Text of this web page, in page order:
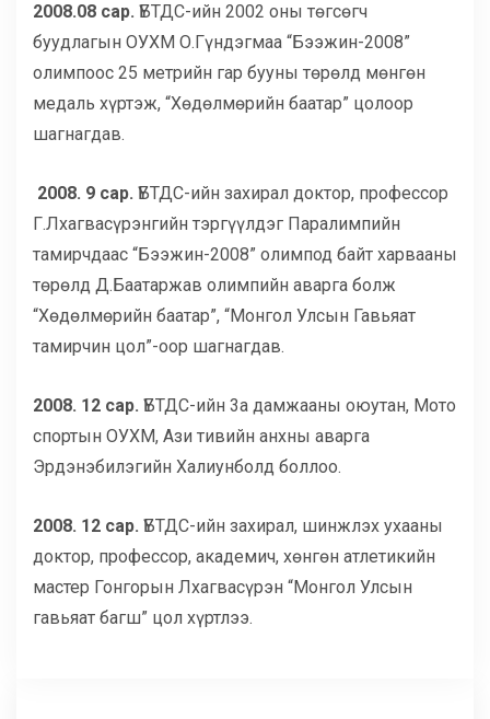
2008.08 сар. ҮБТДС-ийн 2002 оны төгсөгч
буудлагын ОУХМ О.Гүндэгмаа “Бээжин-2008”
олимпоос 25 метрийн гар бууны төрөлд мөнгөн
медаль хүртэж, “Хөдөлмөрийн баатар” цолоор
шагнагдав.
2008. 9 сар. ҮБТДС-ийн захирал доктор, профессор
Г.Лхагвасүрэнгийн тэргүүлдэг Паралимпийн
тамирчдаас “Бээжин-2008” олимпод байт харвааны
төрөлд Д.Баатаржав олимпийн аварга болж
“Хөдөлмөрийн баатар”, “Монгол Улсын Гавьяат
тамирчин цол”-оор шагнагдав.
2008. 12 сар. ҮБТДС-ийн 3а дамжааны оюутан, Мото
спортын ОУХМ, Ази тивийн анхны аварга
Эрдэнэбилэгийн Халиунболд боллоо.
2008. 12 сар. ҮБТДС-ийн захирал, шинжлэх ухааны
доктор, профессор, академич, хөнгөн атлетикийн
мастер Гонгорын Лхагвасүрэн “Монгол Улсын
гавьяат багш” цол хүртлээ.